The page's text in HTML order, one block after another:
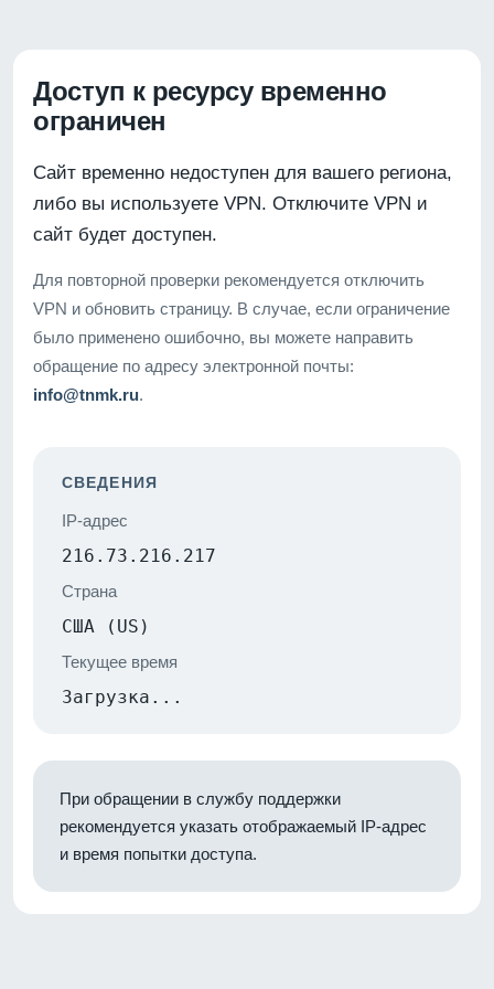
Доступ к ресурсу временно
ограничен
Сайт временно недоступен для вашего региона,
либо вы используете VPN. Отключите VPN и
сайт будет доступен.
Для повторной проверки рекомендуется отключить
VPN и обновить страницу. В случае, если ограничение
было применено ошибочно, вы можете направить
обращение по адресу электронной почты:
info@tnmk.ru.
СВЕДЕНИЯ
IP-адрес
216.73.216.217
Страна
США (US)
Текущее время
Загрузка...
При обращении в службу поддержки
рекомендуется указать отображаемый IP-адрес
и время попытки доступа.